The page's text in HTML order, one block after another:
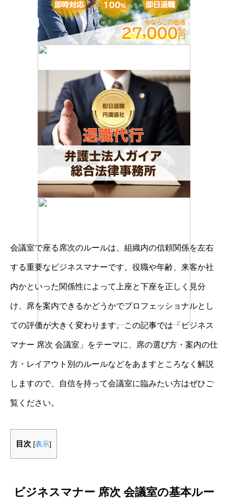
会議室で座る席次のルールは、組織内の信頼関係を左右
する重要なビジネスマナーです。役職や年齢、来客か社
内かといった関係性によって上座と下座を正しく見分
け、席を案内できるかどうかでプロフェッショナルとし
ての評価が大きく変わります。この記事では「ビジネス
マナー 席次 会議室」をテーマに、席の選び方・案内の仕
方・レイアウト別のルールなどをあますところなく解説
しますので、自信を持って会議室に臨みたい方はぜひご
覧ください。
目次 [表示]
ビジネスマナー 席次 会議室の基本ルー